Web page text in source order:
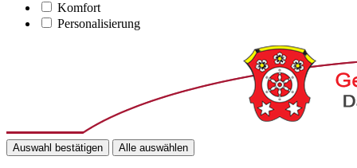
Komfort
Personalisierung
Auswahl bestätigen Alle auswählen